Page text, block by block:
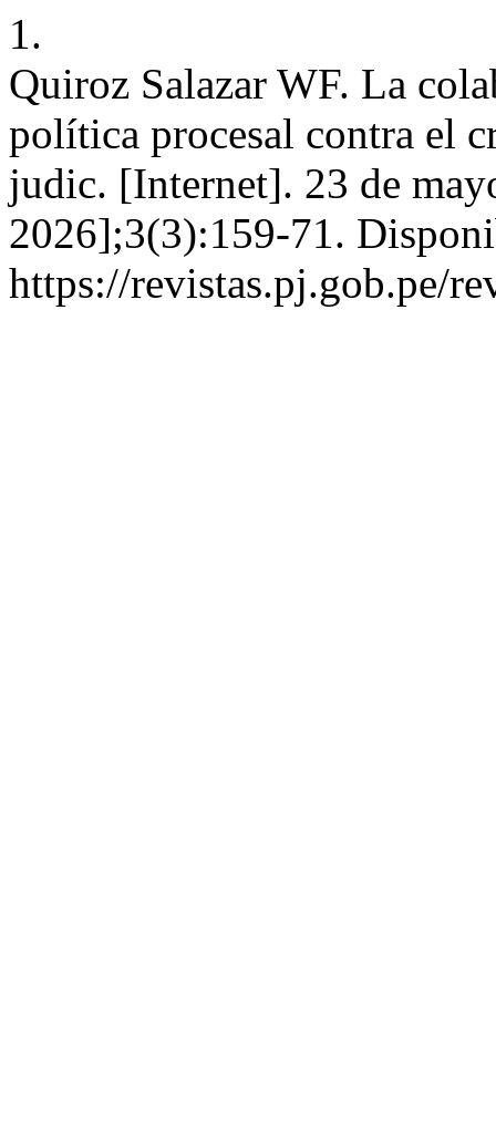
1.
Quiroz Salazar WF. La
política procesal contra el
judic. [Internet]. 23 de
2026];3(3):159-71.
https://revistas.pj.gob.pe/